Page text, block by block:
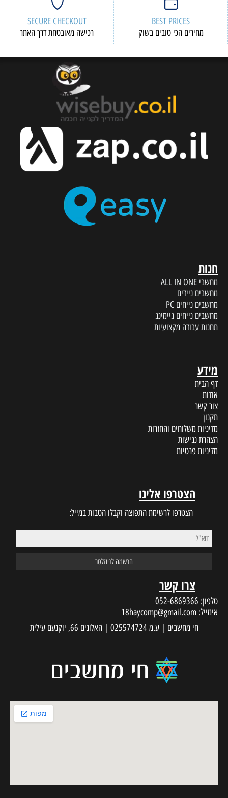
BEST PRICES
מחירים הכי טובים בשוק
SECURE CHECKOUT
רכישה מאובטחת דרך האתר
חנות
מחשבי ALL IN ONE
מחשבים ניידים
מחשבים נייחים PC
מחשבים נייחים גיימינג
תחנות עבודה מקצועיות
מידע
דף הבית
אודות
צור קשר
תקנון
מדיניות משלוחים והחזרות
הצהרת נגישות
מדיניות פרטיות
הצטרפו אלינו
הצטרפו לרשימת התפוצה וקבלו הטבות במייל:
צרו קשר
טלפון: 052-6869366
אימייל: 18haycomp@gmail.com
חי מחשבים | ע.מ 025574724 | האלונים 66, יוקנעם עילית